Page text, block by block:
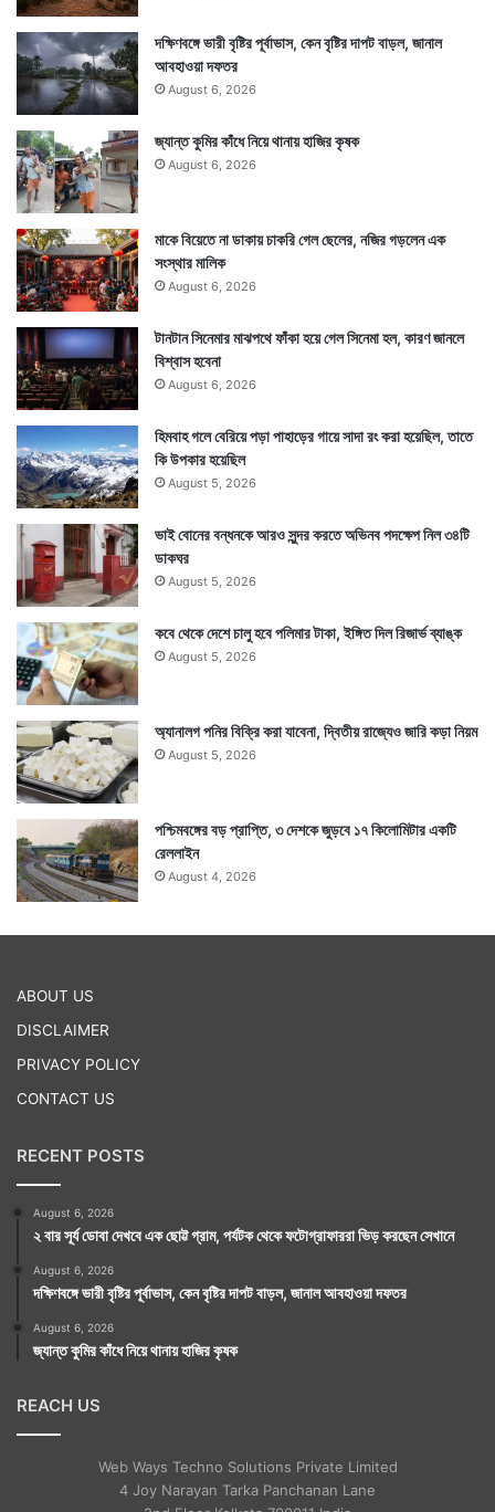
Tags Cooch Behar
দক্ষিণবঙ্গে ভারী বৃষ্টির পূর্বাভাস, কেন বৃষ্টির দাপট বাড়ল, জানাল
আবহাওয়া দফতর
August 6, 2026
জ্যান্ত কুমির কাঁধে নিয়ে থানায় হাজির কৃষক
August 6, 2026
মাকে বিয়েতে না ডাকায় চাকরি গেল ছেলের, নজির গড়লেন এক
সংস্থার মালিক
August 6, 2026
টানটান সিনেমার মাঝপথে ফাঁকা হয়ে গেল সিনেমা হল, কারণ জানলে
বিশ্বাস হবেনা
August 6, 2026
হিমবাহ গলে বেরিয়ে পড়া পাহাড়ের গায়ে সাদা রং করা হয়েছিল, তাতে
কি উপকার হয়েছিল
August 5, 2026
ভাই বোনের বন্ধনকে আরও সুন্দর করতে অভিনব পদক্ষেপ নিল ৩৪টি
ডাকঘর
August 5, 2026
কবে থেকে দেশে চালু হবে পলিমার টাকা, ইঙ্গিত দিল রিজার্ভ ব্যাঙ্ক
August 5, 2026
অ্যানালগ পনির বিক্রি করা যাবেনা, দ্বিতীয় রাজ্যেও জারি কড়া নিয়ম
August 5, 2026
পশ্চিমবঙ্গের বড় প্রাপ্তি, ৩ দেশকে জুড়বে ১৭ কিলোমিটার একটি
রেললাইন
August 4, 2026
ABOUT US
DISCLAIMER
PRIVACY POLICY
CONTACT US
RECENT POSTS
August 6, 2026
২ বার সূর্য ডোবা দেখবে এক ছোট্ট গ্রাম, পর্যটক থেকে ফটোগ্রাফাররা ভিড় করছেন সেখানে
August 6, 2026
দক্ষিণবঙ্গে ভারী বৃষ্টির পূর্বাভাস, কেন বৃষ্টির দাপট বাড়ল, জানাল আবহাওয়া দফতর
August 6, 2026
জ্যান্ত কুমির কাঁধে নিয়ে থানায় হাজির কৃষক
REACH US
Web Ways Techno Solutions Private Limited
4 Joy Narayan Tarka Panchanan Lane